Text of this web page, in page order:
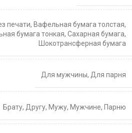
печати, Вафельная бумага толстая,
бумага тонкая, Сахарная бумага,
Шокотрансферная бумага
Для мужчины, Для парня
Брату, Другу, Мужу, Мужчине, Парню